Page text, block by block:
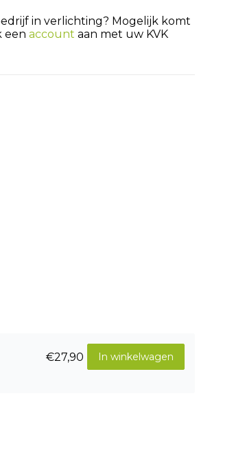
in verlichting? Mogelijk komt
een account aan met uw KVK
In winkelwagen
€27,90